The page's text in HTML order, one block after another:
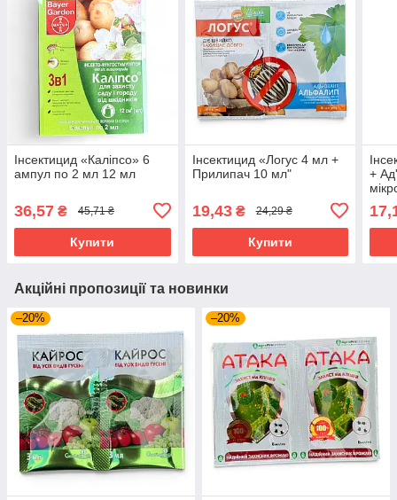
Інсектицид «Каліпсо» 6
ампул по 2 мл 12 мл
36,57 ₴ 45,71 ₴
Купити
Інсектицид «Логус 4 мл +
Прилипач 10 мл"
19,43₴ 24,29 ₴
Купити
+
Акційні пропозиції та новинки
–20% –20%